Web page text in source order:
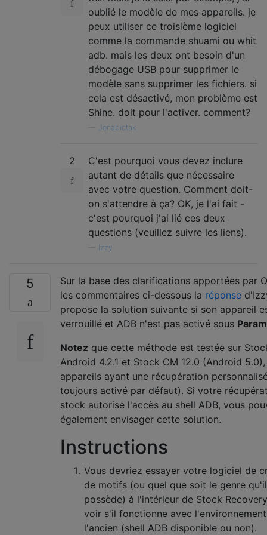
oublié le modèle de mes appareils. je
peux utiliser ce troisième logiciel
comme la commande shuami ou whit
adb. mais les deux ont besoin d'un
débogage USB pour supprimer le
modèle sans supprimer les fichiers. si
cela est désactivé, mon problème est
Shine. doit pour l'activer. comment?
Jenabictak
2
C'est pourquoi vous devez inclure
autant de détails que nécessaire
avec votre question. Comment doit-
on s'attendre à ça? OK, je l'ai fait -
c'est pourquoi j'ai lié ces deux
questions (veuillez suivre les liens).
Izzy
5
Sur la base des clarifications apportées par
les commentaires ci-dessous la réponse
propose la solution suivante si son appareil
verrouillé et ADB n'est pas activé sous
Notez que cette méthode est testée sur
Android 4.2.1 et Stock CM 12.0 (Android
appareils ayant une récupération
toujours activé par défaut). Si votre
stock autorise l'accès au shell ADB, vous
également envisager cette solution.
Instructions
Vous devriez essayer votre logiciel de
de motifs (ou quel que soit le genre qu'il
possède) à l'intérieur de Stock
voir s'il fonctionne avec
l'ancien (shell ADB disponible ou non).